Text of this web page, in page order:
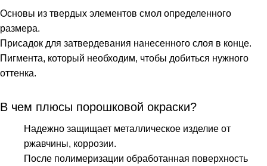
Основы из твердых элементов смол определенного
размера.
Присадок для затвердевания нанесенного слоя в конце.
Пигмента, который необходим, чтобы добиться нужного
оттенка.
В чем плюсы порошковой окраски?
Надежно защищает металлическое изделие от
ржавчины, коррозии.
После полимеризации обработанная поверхность